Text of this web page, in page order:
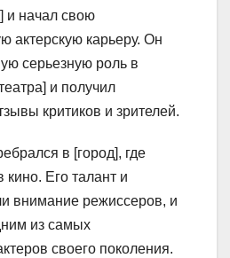
и начал свою
актерскую карьеру. Он
серьезную роль в
и получил
критиков и зрителей.
в [город], где
кино. Его талант и
внимание режиссеров, и
из самых
своего поколения.